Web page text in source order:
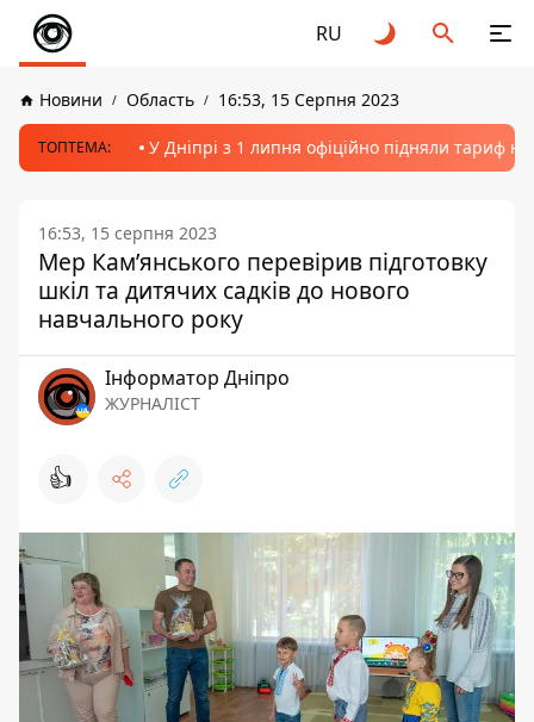
RU
Новини Область 16:53, 15 Серпня 2023
ТОПТЕМА: У Дніпрі з 1 липня офіційно підняли тариф
16:53, 15 серпня 2023
Мер Кам’янського перевірив підготовку
шкіл та дитячих садків до нового
навчального року
Інформатор Дніпро
ЖУРНАЛІСТ
👍